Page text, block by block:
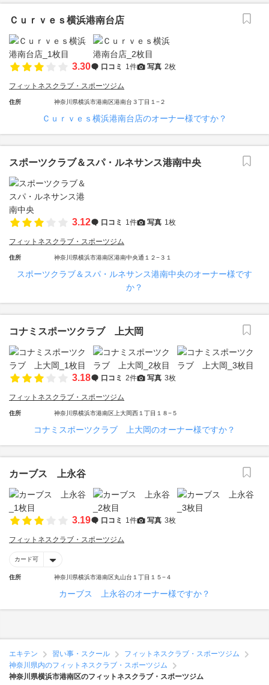
Ｃｕｒｖｅｓ横浜港南台店
3.30 口コミ 1件 写真 2枚
フィットネスクラブ・スポーツジム
住所 神奈川県横浜市港南区港南台３丁目１−２
Ｃｕｒｖｅｓ横浜港南台店のオーナー様ですか？
スポーツクラブ＆スパ・ルネサンス港南中央
3.12 口コミ 1件 写真 1枚
フィットネスクラブ・スポーツジム
住所 神奈川県横浜市港南区港南中央通１２−３１
スポーツクラブ＆スパ・ルネサンス港南中央のオーナー様です
か？
コナミスポーツクラブ 上大岡
3.18 口コミ 2件 写真 3枚
フィットネスクラブ・スポーツジム
住所 神奈川県横浜市港南区上大岡西１丁目１８−５
コナミスポーツクラブ 上大岡のオーナー様ですか？
カーブス 上永谷
3.19 口コミ 1件 写真 3枚
フィットネスクラブ・スポーツジム
カード可
住所 神奈川県横浜市港南区丸山台１丁目１５−４
カーブス 上永谷のオーナー様ですか？
エキテン 習い事・スクール
フィットネスクラブ・スポーツジム
神奈川県内のフィットネスクラブ・スポーツジム
神奈川県横浜市港南区のフィットネスクラブ・スポーツジム